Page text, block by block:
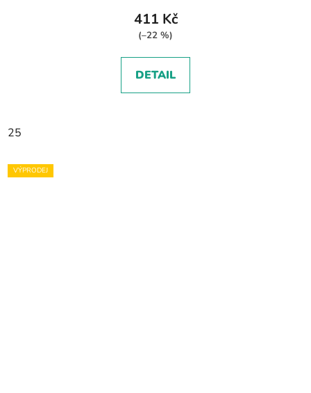
411 Kč
(–22 %)
DETAIL
25
VÝPRODEJ